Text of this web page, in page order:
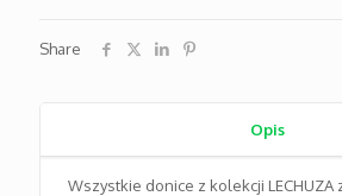
Share
Opis
Wszystkie donice z kolekcji LECHUZA